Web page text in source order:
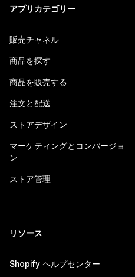
アプリカテゴリー
販売チャネル
商品を探す
商品を販売する
注文と配送
ストアデザイン
マーケティングとコンバージョ
ン
ストア管理
リソース
Shopify ヘルプセンター